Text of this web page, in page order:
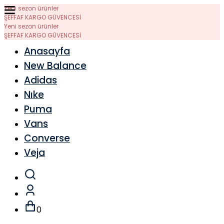
Yeni sezon ürünler
ŞEFFAF KARGO GÜVENCESİ
Yeni sezon ürünler
ŞEFFAF KARGO GÜVENCESİ
Anasayfa
New Balance
Adidas
Nıke
Puma
Vans
Converse
Veja
0